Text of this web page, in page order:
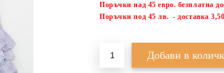
Поръчки над 45 евро. безплатна
Поръчки под 45 лв. - доставка